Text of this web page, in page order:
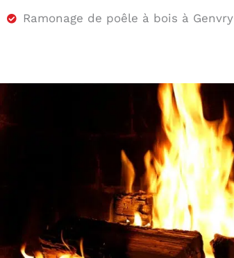
Ramonage de poêle à bois à Genvry